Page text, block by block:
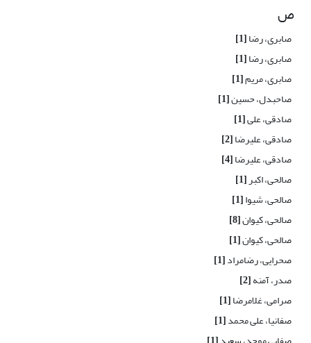
ص
صابری، رضا[1]
صابری، رضا[1]
صابری، مریم[1]
صاحبدل، حسین[1]
صادقی، علی[1]
صادقی، علیرضا[2]
صادقی، علیرضا[4]
صالحی، اکبر[1]
صالحی، شیوا[1]
صالحی، کیوان[8]
صالحی، کیوان[1]
صحرایی، رضامراد[1]
صدر، آمنه[2]
صرامی، غلامرضا[1]
صفانیا، علی محمد[1]